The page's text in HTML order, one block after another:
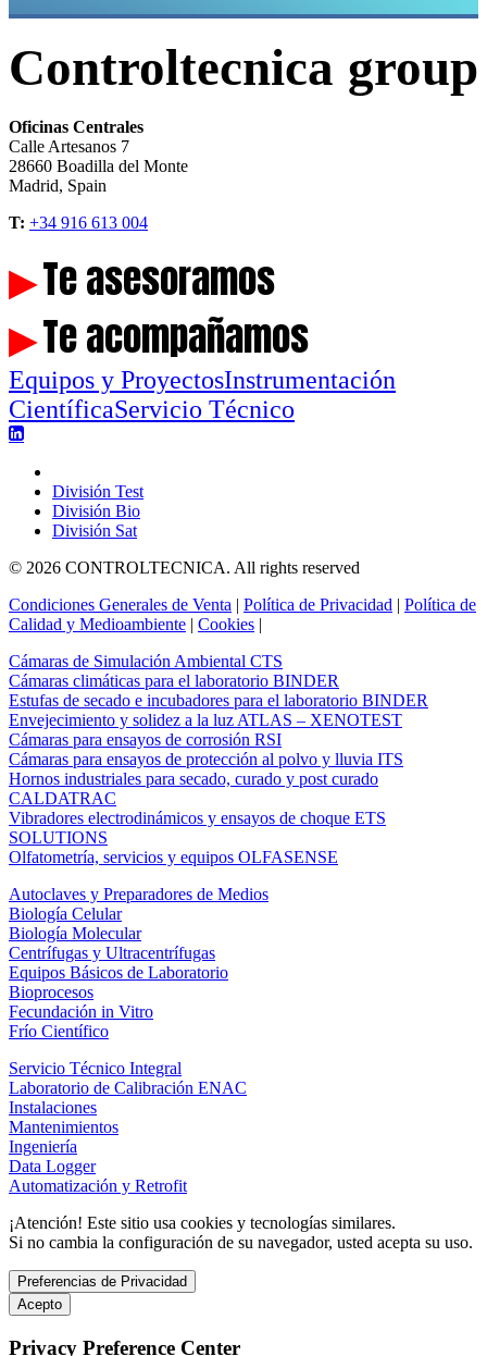
Controltecnica group
Oficinas Centrales
Calle Artesanos 7
28660 Boadilla del Monte
Madrid, Spain
T: +34 916 613 004
▶Te asesoramos
▶Te acompañamos
Equipos y ProyectosInstrumentación
CientíficaServicio Técnico
División Test
División Bio
División Sat
© 2026 CONTROLTECNICA. All rights reserved
Condiciones Generales de Venta | Política de Privacidad | Política de
Calidad y Medioambiente | Cookies |
Cámaras de Simulación Ambiental CTS
Cámaras climáticas para el laboratorio BINDER
Estufas de secado e incubadores para el laboratorio BINDER
Envejecimiento y solidez a la luz ATLAS – XENOTEST
Cámaras para ensayos de corrosión RSI
Cámaras para ensayos de protección al polvo y lluvia ITS
Hornos industriales para secado, curado y post curado
CALDATRAC
Vibradores electrodinámicos y ensayos de choque ETS
SOLUTIONS
Olfatometría, servicios y equipos OLFASENSE
Autoclaves y Preparadores de Medios
Biología Celular
Biología Molecular
Centrífugas y Ultracentrífugas
Equipos Básicos de Laboratorio
Bioprocesos
Fecundación in Vitro
Frío Científico
Servicio Técnico Integral
Laboratorio de Calibración ENAC
Instalaciones
Mantenimientos
Ingeniería
Data Logger
Automatización y Retrofit
¡Atención! Este sitio usa cookies y tecnologías similares.
Si no cambia la configuración de su navegador, usted acepta su uso.
Preferencias de Privacidad
Acepto
Privacy Preference Center